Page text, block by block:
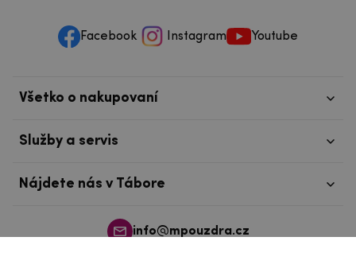
Facebook Instagram Youtube
info@mpouzdra.cz
Všetko o nakupovaní
Služby a servis
Nájdete nás v Tábore